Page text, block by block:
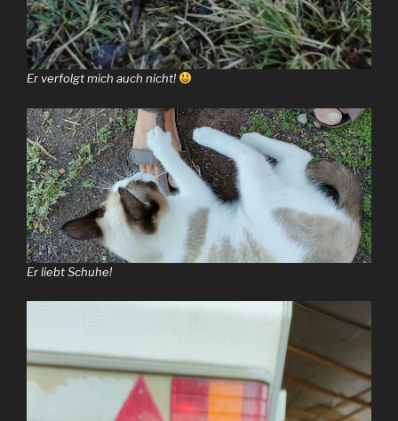
Er verfolgt mich auch nicht!
Er liebt Schuhe!